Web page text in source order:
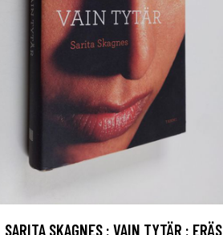
SARITA SKAGNES : VAIN TYTÄR : ERÄS